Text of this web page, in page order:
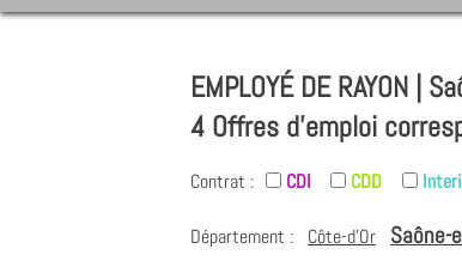
EMPLOYÉ DE RAYON |
4 Offres d'emploi
Contrat : CDI CDD
Département : Côte-d'Or Saône-